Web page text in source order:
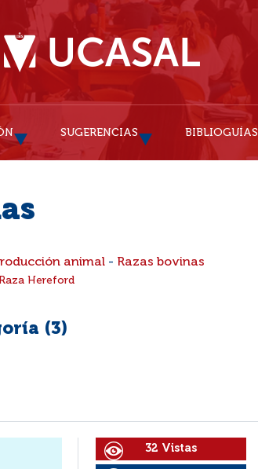
SUGERENCIAS BIBLIOGUÍAS
animal - Razas bovinas
Raza Hereford
(3)
32 Vistas